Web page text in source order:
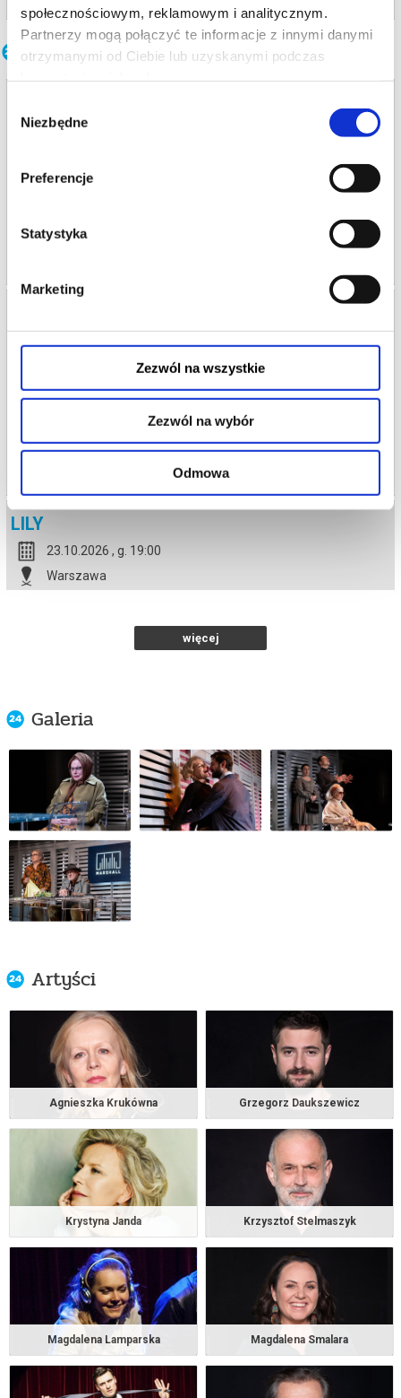
społecznościowym, reklamowym i analitycznym.
Partnerzy mogą połączyć te informacje z innymi danymi
otrzymanymi od Ciebie lub uzyskanymi podczas
zgody
Niezbędne
Preferencje
Statystyka
Marketing
Zezwól na wszystkie
Zezwól na wybór
Odmowa
Inne terminy
26.09.2026 , g. 19:00
Och-Teatr w Warszawie
Och-Teatr w Warszawie
LILY
23.10.2026 , g. 19:00
Warszawa
LILY
25.10.2026 , g. 16:00
Warszawa
Och-Teatr w Warszawie
od 95,00 pln
23.11.2026 , g. 19:00
Och-Teatr w Warszawie
od 95,00 pln
24.11.2026 , g. 19:00
Warszawa
Och-Teatr w Warszawie
od 95,00 pln
kup bilet
więcej
Galeria
Artyści
Agnieszka Krukówna Grzegorz Daukszewicz
Krystyna Janda Krzysztof Stelmaszyk
Magdalena Lamparska Magdalena Smalara